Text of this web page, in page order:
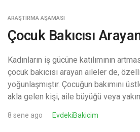
ARAŞTIRMA AŞAMASI
Çocuk Bakıcısı
Kadınların iş gücüne katılımının
çocuk bakıcısı arayan aileler de,
yoğunlaşmıştır. Çocuğun bakımını
akla gelen kişi, aile büyüğü veya
8 sene ago EvdekiBakicim